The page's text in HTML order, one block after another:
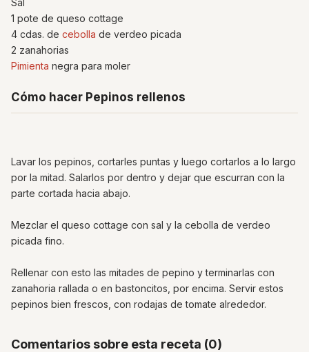
Sal
1 pote de queso cottage
4 cdas. de cebolla de verdeo picada
2 zanahorias
Pimienta negra para moler
Cómo hacer Pepinos rellenos
Lavar los pepinos, cortarles puntas y luego cortarlos a lo largo
por la mitad. Salarlos por dentro y dejar que escurran con la
parte cortada hacia abajo.
Mezclar el queso cottage con sal y la cebolla de verdeo
picada fino.
Rellenar con esto las mitades de pepino y terminarlas con
zanahoria rallada o en bastoncitos, por encima. Servir estos
pepinos bien frescos, con rodajas de tomate alrededor.
Comentarios sobre esta receta (0)